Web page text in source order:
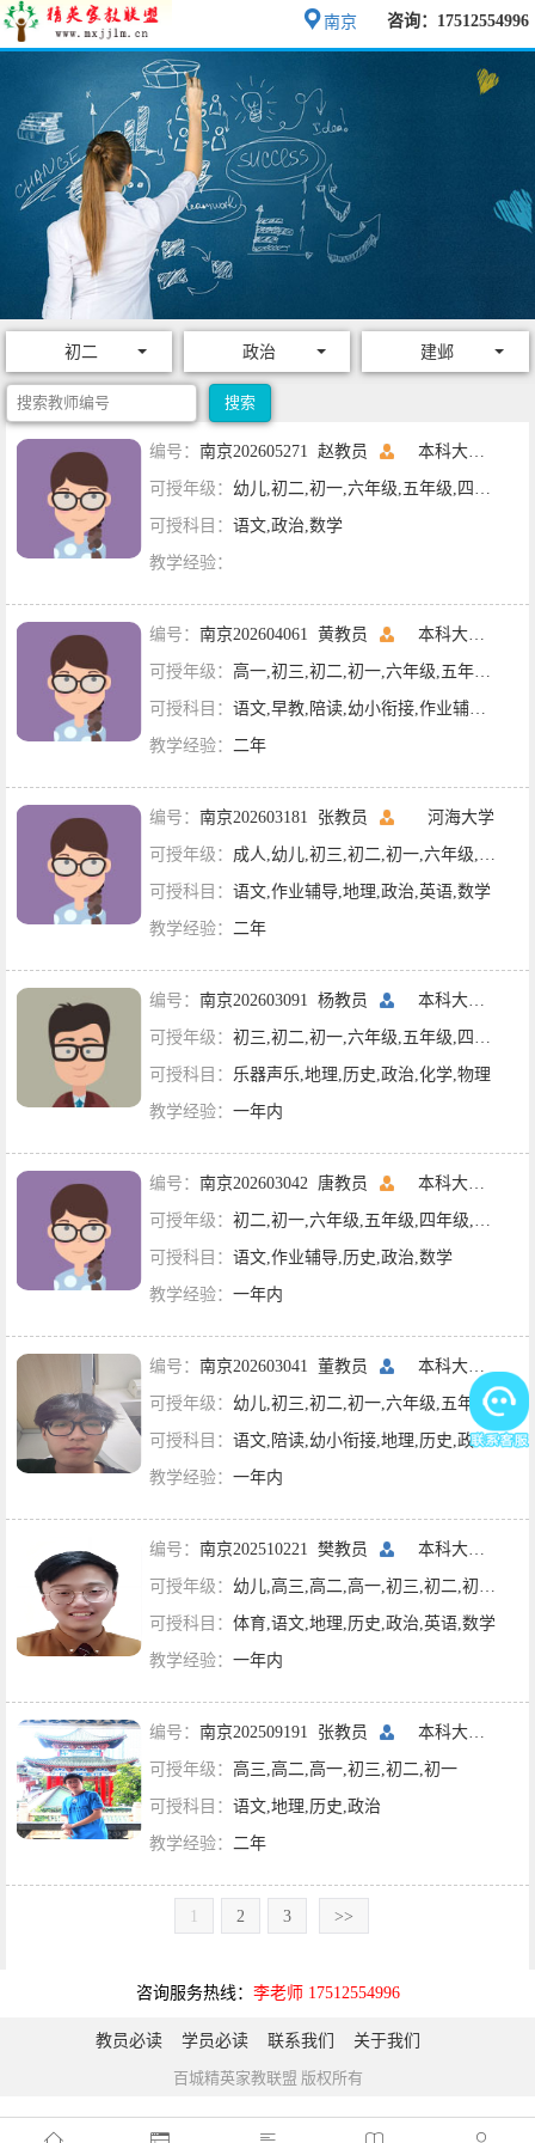
咨询：17512554996
南京
初二 政治 建邺
编号： 南京202605271 赵教员 本科大四
可授年级： 幼儿,初二,初一,六年级,五年级,四年级,三年级,二年级,一年级
可授科目： 语文,政治,数学
教学经验：
编号： 南京202604061 黄教员 本科大二
可授年级： 高一,初三,初二,初一,六年级,五年级,四年级,三年级,二年级,一年级
可授科目： 语文,早教,陪读,幼小衔接,作业辅导,生物,政治,英语,数学
教学经验： 二年
编号： 南京202603181 张教员 河海大学
可授年级： 成人,幼儿,初三,初二,初一,六年级,五年级,四年级,三年级,二年级,一年级
可授科目： 语文,作业辅导,地理,政治,英语,数学
教学经验： 二年
编号： 南京202603091 杨教员 本科大二
可授年级： 初三,初二,初一,六年级,五年级,四年级,三年级,二年级,一年级
可授科目： 乐器声乐,地理,历史,政治,化学,物理
教学经验： 一年内
编号： 南京202603042 唐教员 本科大二
可授年级： 初二,初一,六年级,五年级,四年级,三年级,二年级,一年级
可授科目： 语文,作业辅导,历史,政治,数学
教学经验： 一年内
编号： 南京202603041 董教员 本科大二
可授年级： 幼儿,初三,初二,初一,六年级,五年级,四年级,三年级,二年级,一年级
可授科目： 语文,陪读,幼小衔接,地理,历史,政治,英语
教学经验： 一年内
编号： 南京202510221 樊教员 本科大四
可授年级： 幼儿,高三,高二,高一,初三,初二,初一,六年级,五年级,四年级,三年级,二年级,一年级
可授科目： 体育,语文,地理,历史,政治,英语,数学
教学经验： 一年内
编号： 南京202509191 张教员 本科大二
可授年级： 高三,高二,高一,初三,初二,初一
可授科目： 语文,地理,历史,政治
教学经验： 二年
2 3 >>
咨询服务热线： 李老师 17512554996
教员必读 学员必读 联系我们 关于我们
百城精英家教联盟 版权所有